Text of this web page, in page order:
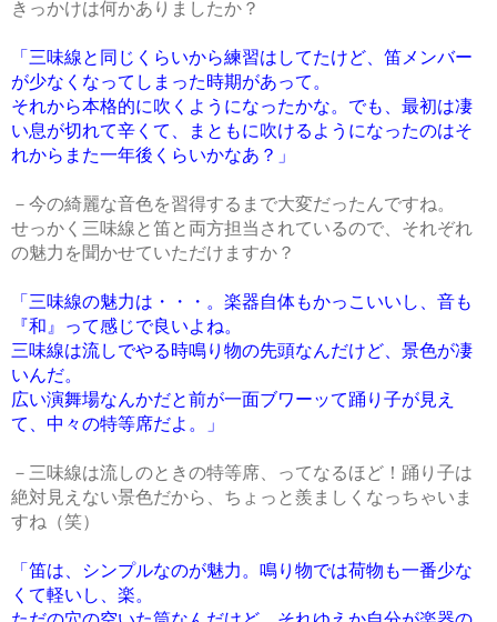
きっかけは何かありましたか？
「三味線と同じくらいから練習はしてたけど、笛メンバー
が少なくなってしまった時期があって。
それから本格的に吹くようになったかな。でも、最初は凄
い息が切れて辛くて、まともに吹けるようになったのはそ
れからまた一年後くらいかなあ？」
－今の綺麗な音色を習得するまで大変だったんですね。
せっかく三味線と笛と両方担当されているので、それぞれ
の魅力を聞かせていただけますか？
「三味線の魅力は・・・。楽器自体もかっこいいし、音も
『和』って感じで良いよね。
三味線は流しでやる時鳴り物の先頭なんだけど、景色が凄
いんだ。
広い演舞場なんかだと前が一面ブワーッて踊り子が見え
て、中々の特等席だよ。」
－三味線は流しのときの特等席、ってなるほど！踊り子は
絶対見えない景色だから、ちょっと羨ましくなっちゃいま
すね（笑）
「笛は、シンプルなのが魅力。鳴り物では荷物も一番少な
くて軽いし、楽。